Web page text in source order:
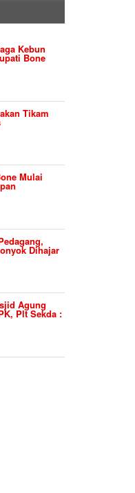
Kebun
Bone
Tikam
Mulai
Dihajar
Agung
Plt Sekda :